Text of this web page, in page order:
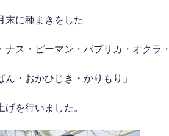
末に種まきをした
ナス・ピーマン・パプリカ・オクラ・
ん・おかひじき・かりもり」
げを行いました。